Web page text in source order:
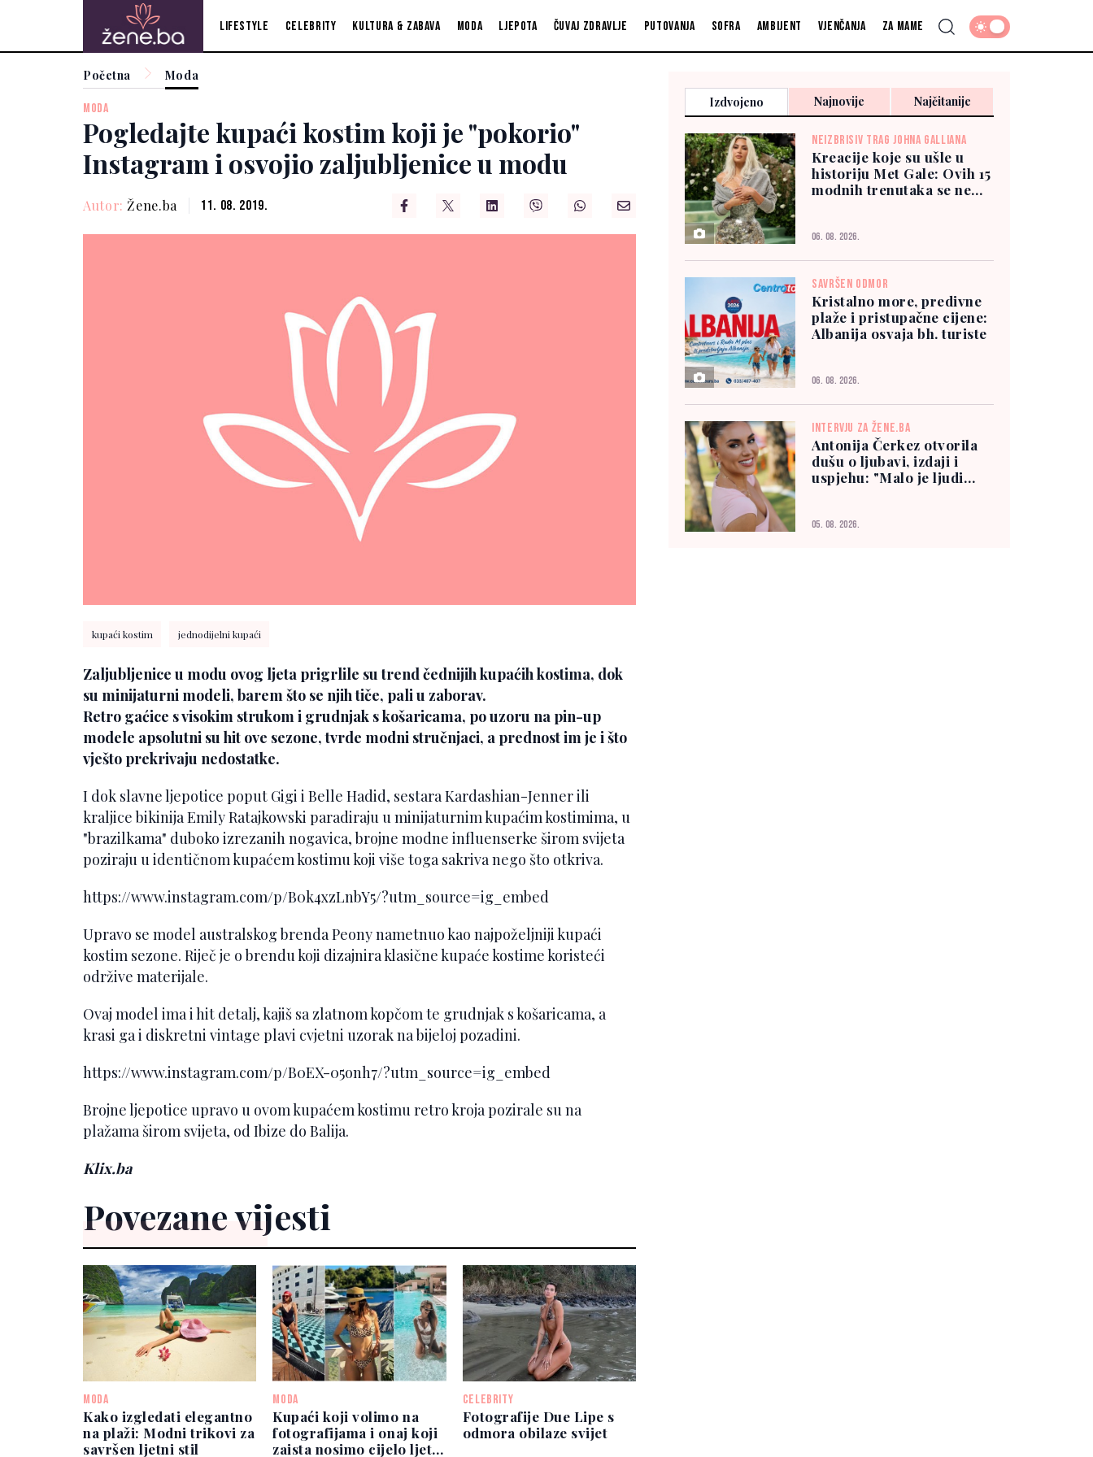
Lifestyle Celebrity Kultura & zabava Moda Ljepota Čuvaj zdravlje Putovanja Sofra Ambijent Vjenčanja Za mame
Početna Moda
MODA
Pogledajte kupaći kostim koji je "pokorio"
Instagram i osvojio zaljubljenice u modu
Autor: Žene.ba 11. 08. 2019.
kupaći kostim jednodijelni kupaći
Zaljubljenice u modu ovog ljeta prigrlile su trend čednijih kupaćih kostima, dok
su minijaturni modeli, barem što se njih tiče, pali u zaborav.
Retro gaćice s visokim strukom i grudnjak s košaricama, po uzoru na pin-up
modele apsolutni su hit ove sezone, tvrde modni stručnjaci, a prednost im je i što
vješto prekrivaju nedostatke.
I dok slavne ljepotice poput Gigi i Belle Hadid, sestara Kardashian-Jenner ili
kraljice bikinija Emily Ratajkowski paradiraju u minijaturnim kupaćim kostimima, u
"brazilkama" duboko izrezanih nogavica, brojne modne influenserke širom svijeta
poziraju u identičnom kupaćem kostimu koji više toga sakriva nego što otkriva.
https://www.instagram.com/p/B0k4xzLnbY5/?utm_source=ig_embed
Upravo se model australskog brenda Peony nametnuo kao najpoželjniji kupaći
kostim sezone. Riječ je o brendu koji dizajnira klasične kupaće kostime koristeći
održive materijale.
Ovaj model ima i hit detalj, kajiš sa zlatnom kopčom te grudnjak s košaricama, a
krasi ga i diskretni vintage plavi cvjetni uzorak na bijeloj pozadini.
https://www.instagram.com/p/B0EX-05onh7/?utm_source=ig_embed
Brojne ljepotice upravo u ovom kupaćem kostimu retro kroja pozirale su na
plažama širom svijeta, od Ibize do Balija.
Klix.ba
Povezane vijesti
MODA
Kako izgledati elegantno
na plaži: Modni trikovi za
savršen ljetni stil
MODA
Kupaći koji volimo na
fotografijama i onaj koji
zaista nosimo cijelo ljeto
CELEBRITY
Fotografije Due Lipe s
odmora obilaze svijet
Izdvojeno Najnovije Najčitanije
NEIZBRISIV TRAG JOHNA GALLIANA
Kreacije koje su ušle u
historiju Met Gale: Ovih 15
modnih trenutaka se ne
06. 08. 2026.
SAVRŠEN ODMOR
Kristalno more, predivne
plaže i pristupačne cijene:
Albanija osvaja bh. turiste
06. 08. 2026.
INTERVJU ZA ŽENE.BA
Antonija Čerkez otvorila
dušu o ljubavi, izdaji i
uspjehu: "Malo je ljudi
05. 08. 2026.